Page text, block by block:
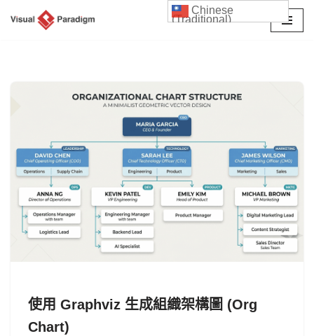
使用 Graphviz 生成組織架構圖 (Org
Chart)
Chinese
(Traditional)